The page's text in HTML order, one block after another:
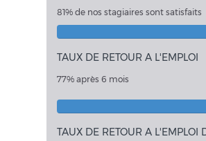
81% de nos stagiaires sont satisfaits
TAUX DE RETOUR A L'EMPLOI
77% après 6 mois
TAUX DE RETOUR A L'EMPLOI